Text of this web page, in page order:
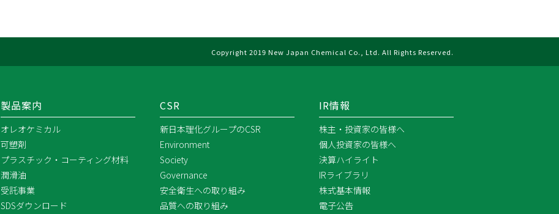
Copyright 2019 New Japan Chemical Co., Ltd. All Rights Reserved.
製品案内
オレオケミカル
可塑剤
プラスチック・コーティング材料
潤滑油
受託事業
SDSダウンロード
CSR
新日本理化グループのCSR
Environment
Society
Governance
安全衛生への取り組み
品質への取り組み
IR情報
株主・投資家の皆様へ
個人投資家の皆様へ
決算ハイライト
IRライブラリ
株式基本情報
電子公告